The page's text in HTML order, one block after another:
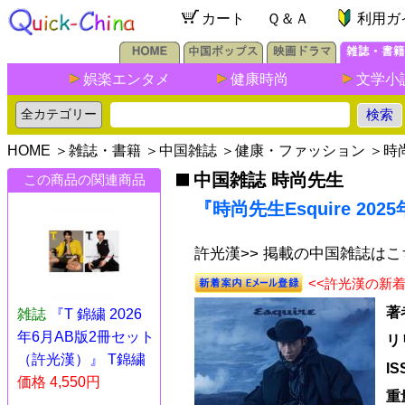
カート Ｑ＆Ａ 利用ガ
娯楽エンタメ 健康時尚 文学小
HOME ＞ 雑誌・書籍 ＞ 中国雑誌 ＞ 健康・ファッション ＞ 時
この商品の関連商品
雑誌
『T 錦繍 2026
年6月AB版2冊セット
（許光漢）』 T錦繍
価格 4,550円
中国雑誌 時尚先生
『時尚先生Esquire
許光漢>> 掲載の中国雑誌はこ
<<許光漢の新
著
重